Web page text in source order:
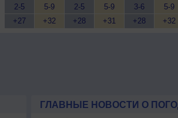
2-5
+27
5-9
+32
2-5
+28
5-9
+31
3-6
+28
5-9
+32
ГЛАВНЫЕ НОВОСТИ О